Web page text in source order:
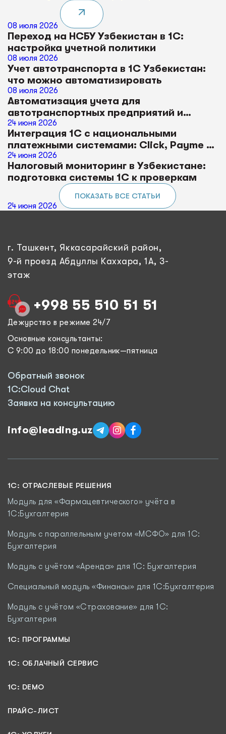
08 июля 2026
Переход на НСБУ Узбекистан в 1С:
настройка учетной политики
08 июля 2026
Учет автотранспорта в 1С Узбекистан:
что можно автоматизировать
08 июля 2026
Автоматизация учета для
автотранспортных предприятий и
логистики в 1С
24 июня 2026
Интеграция 1С с национальными
платежными системами: Click, Payme и
Uzum
24 июня 2026
Налоговый мониторинг в Узбекистане:
подготовка системы 1С к проверкам
24 июня 2026
ПОКАЗАТЬ ВСЕ СТАТЬИ
г. Ташкент, Яккасарайский район,
9-й проезд Абдуллы Каххара, 1А, 3-
этаж
+998 55 510 51 51
Дежурство в режиме 24/7
Основные консультанты:
С 9:00 до 18:00 понедельник—пятница
Обратный звонок
1C:Cloud Chat
Заявка на консультацию
info@leading.uz
1C: ОТРАСЛЕВЫЕ РЕШЕНИЯ
Модуль для «Фармацевтического» учёта в
1С:Бухгалтерия
Модуль с параллельным учетом «МСФО» для 1С:
Бухгалтерия
Модуль с учётом «Аренда» для 1С: Бухгалтерия
Специальный модуль «Финансы» для 1С:Бухгалтерия
Модуль c учётом «Страхование» для 1С:
Бухгалтерия
1С: ПРОГРАММЫ
1C: ОБЛАЧНЫЙ СЕРВИС
1C: DEMO
ПРАЙС-ЛИСТ